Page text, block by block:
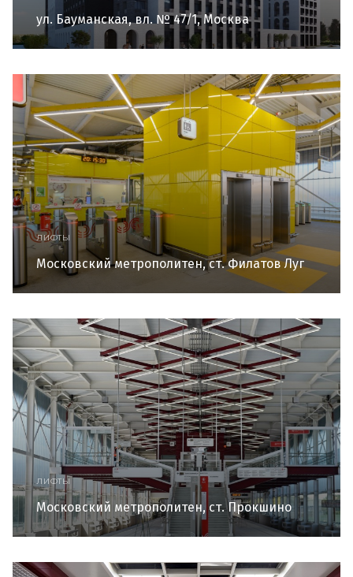
ул. Бауманская, вл. № 47/1, Москва
ЛИФТЫ
Московский метрополитен, ст. Филатов Луг
ЛИФТЫ
Московский метрополитен, ст. Прокшино